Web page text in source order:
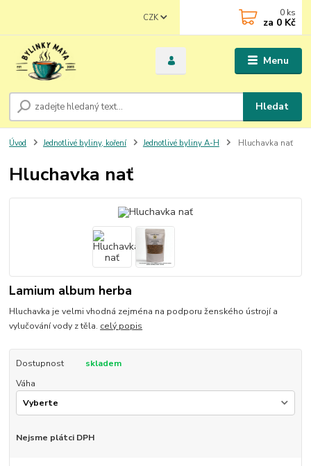
Menu
CZK
Hledat
0 ks
za 0 Kč
Úvod Jednotlivé byliny, koření Jednotlivé byliny A-H Hluchavka nať
Hluchavka nať
Lamium album herba
Hluchavka je velmi vhodná zejména na podporu ženského ústrojí a
vylučování vody z těla. celý popis
Dostupnost
skladem
Váha
Nejsme plátci DPH